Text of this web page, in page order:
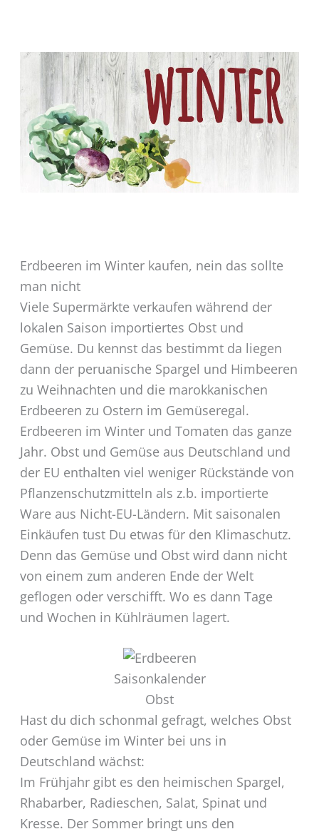
Erdbeeren im Winter kaufen, nein das sollte
man nicht
Viele Supermärkte verkaufen während der
lokalen Saison importiertes Obst und
Gemüse. Du kennst das bestimmt da liegen
dann der peruanische Spargel und Himbeeren
zu Weihnachten und die marokkanischen
Erdbeeren zu Ostern im Gemüseregal.
Erdbeeren im Winter und Tomaten das ganze
Jahr. Obst und Gemüse aus Deutschland und
der EU enthalten viel weniger Rückstände von
Pflanzenschutzmitteln als z.b. importierte
Ware aus Nicht-EU-Ländern. Mit saisonalen
Einkäufen tust Du etwas für den Klimaschutz.
Denn das Gemüse und Obst wird dann nicht
von einem zum anderen Ende der Welt
geflogen oder verschifft. Wo es dann Tage
und Wochen in Kühlräumen lagert.
Saisonkalender
Obst
Hast du dich schonmal gefragt, welches Obst
oder Gemüse im Winter bei uns in
Deutschland wächst:
Im Frühjahr gibt es den heimischen Spargel,
Rhabarber, Radieschen, Salat, Spinat und
Kresse. Der Sommer bringt uns den